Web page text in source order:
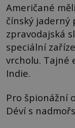
Američané
čínský
zpravodajská
speciální
vrcholu. Tajné
Indie.
Pro špionážní
Déví s